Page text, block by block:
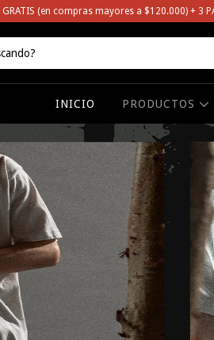
GRATIS (en compras mayores a $120.000) + 3
INICIO PRODUCTOS